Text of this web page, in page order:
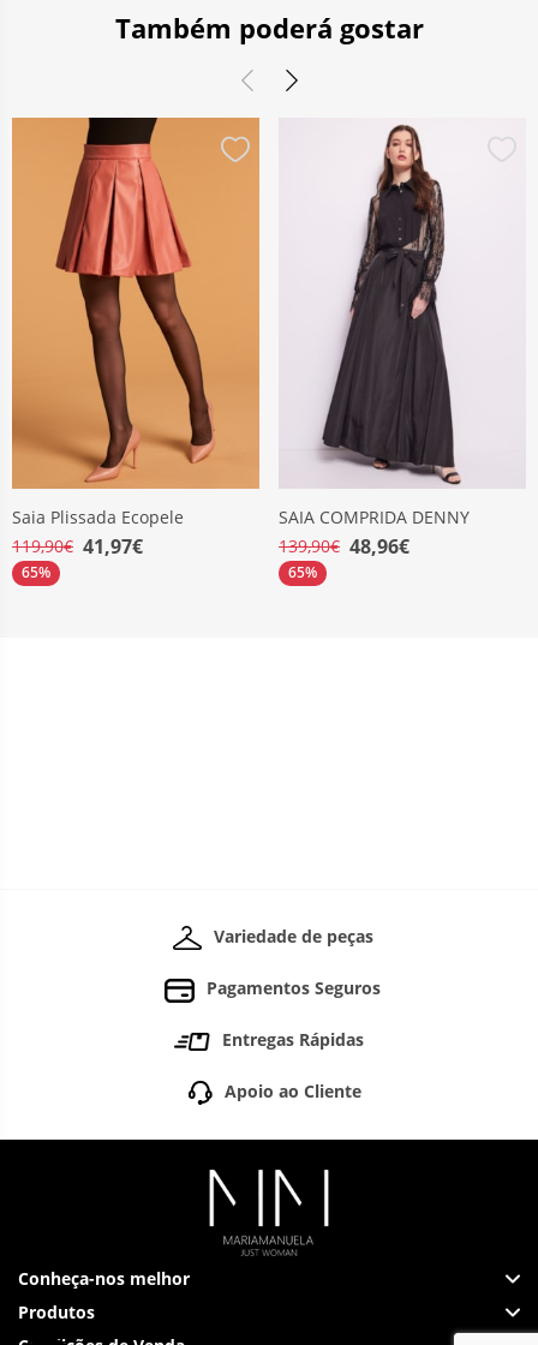
Também poderá gostar
Saia Plissada Ecopele
119,90€ 41,97€
65%
SAIA COMPRIDA DENNY
139,90€ 48,96€
65%
Variedade de peças
Pagamentos Seguros
Entregas Rápidas
Apoio ao Cliente
Conheça-nos melhor
Produtos